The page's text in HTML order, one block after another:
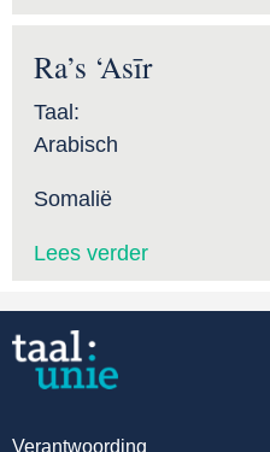
Ra’s ‘Asīr
Taal:
Arabisch
Somalië
Lees verder
Verantwoording